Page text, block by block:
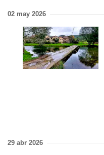
02 may 2026
29 abr 2026